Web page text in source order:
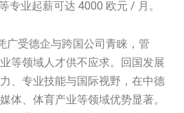
专业起薪可达 4000 欧元 / 月。
广受德企与跨国公司青睐，管
等领域人才供不应求。回国发展
、专业技能与国际视野，在中德
体、体育产业等领域优势显著。